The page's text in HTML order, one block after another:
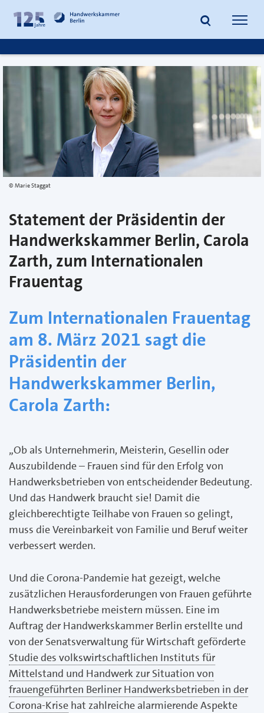
Inhalt
springen
Fußzeile
springen
Suche
Marie Staggat
Statement der Präsidentin der
Handwerkskammer Berlin, Carola
Zarth, zum Internationalen
Frauentag
Zum Internationalen Frauentag
am 8. März 2021 sagt die
Präsidentin der
Handwerkskammer Berlin,
Carola Zarth:
„Ob als Unternehmerin, Meisterin, Gesellin oder
Auszubildende – Frauen sind für den Erfolg von
Handwerksbetrieben von entscheidender Bedeutung.
Und das Handwerk braucht sie! Damit die
gleichberechtigte Teilhabe von Frauen so gelingt,
muss die Vereinbarkeit von Familie und Beruf weiter
verbessert werden.
Und die Corona-Pandemie hat gezeigt, welche
zusätzlichen Herausforderungen von Frauen geführte
Handwerksbetriebe meistern müssen. Eine im
Auftrag der Handwerkskammer Berlin erstellte und
von der Senatsverwaltung für Wirtschaft geförderte
Studie des volkswirtschaftlichen Instituts für
Mittelstand und Handwerk zur Situation von
frauengeführten Berliner Handwerksbetrieben in der
Corona-Krise hat zahlreiche alarmierende Aspekte